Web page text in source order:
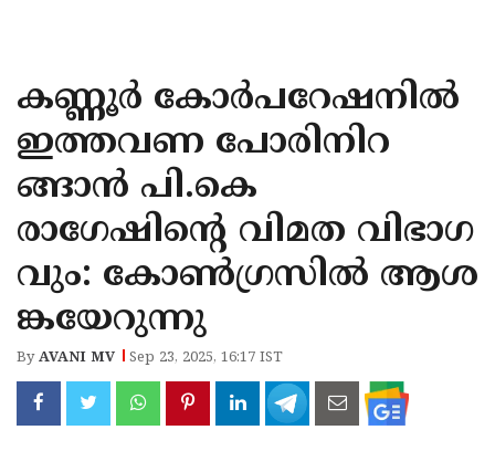
KANNUR
KASARAGOD
കണ്ണൂർ കോർപറേഷനിൽ
ഇത്തവണ പോരിനിറ
ങ്ങാൻ പി.കെ
രാഗേഷിൻ്റെ വിമത വിഭാഗ
വും: കോൺഗ്രസിൽ ആശ
ങ്കയേറുന്നു
ByAVANI MV Sep 23, 2025, 16:17 IST